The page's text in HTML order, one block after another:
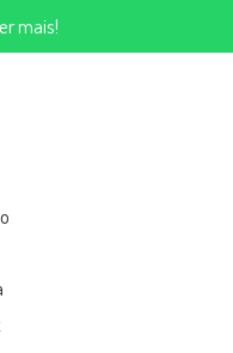
mais!